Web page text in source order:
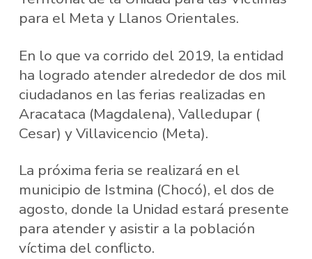
para el Meta y Llanos Orientales.
En lo que va corrido del 2019, la entidad
ha logrado atender alrededor de dos mil
ciudadanos en las ferias realizadas en
Aracataca (Magdalena), Valledupar (
Cesar) y Villavicencio (Meta).
La próxima feria se realizará en el
municipio de Istmina (Chocó), el dos de
agosto, donde la Unidad estará presente
para atender y asistir a la población
víctima del conflicto.